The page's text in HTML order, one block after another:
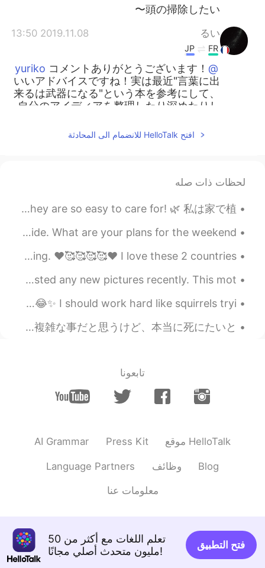
頭の掃除したい〜
るい
2019.11.08 13:50
FR
JP
@yuriko
コメントありがとうございます！
いいアドバイスですね！実は最近"言葉に出
来るは武器になる"という本を参考にして、
自分のアイディアを整理したり深めたりし
の掃除できるでしょう。 毎回読んでくれて
本当にありがとうございます！
JP
EN
こんにちは。ルイさんの記事を毎回読んで
います。 物には依存しないけど、自覚して
自分のものにしたい物事がたくさんある状
況なのかな？と理解しました。 いろんな事
を考えたい時って、一度その欲求を手放す
ことが必要だなって思います。 他の人も言
ってるけど瞑想するのは良いと思う。あと
は、忙しい頭の中にあるアイディアを全
部、一度ノートに書き出してしまうとか。
そういう方法で一度アイディアと自分に距
離をとって、一番大切そうな事から向き合
求めると、人からも求められて苦しくなる
私はミニマリストでゼロウェイストを目指
って思っちゃいます。瞑想良さそうですね
Tomoki
JP
FR
EN
心の断捨離(acte de minimaliste)も難しい
افتح HelloTalk للانضمام الى المحادثة
لحظات ذات صله
Purchased a couple of snake plants. I plan on buying more. They are so easy to care for! 🌿 私は家で植...
Sunrise from earlier this week 😊🌅 I live in the countryside. What are your plans for the weekend?...
Seeing Japan help China by donating masks is heart warming. ❤️🥰🥰🥰🥰❤️ I love these 2 countries! ...
Earlier today, a friend made me realize that I haven't posted any new pictures recently. This mot...
It's rare to get a good shot of city centre after work 😂😂✨ I should work hard like squirrels tryi...
三浦春馬さんが死亡したというニュースって本当に信じられないわ。泣くほどのショックだ。いつもいつもドラマとかインタビュとかバラエティーに出たら観てた。自殺って複雑な事だと思うけど、本当に死にたいと...
تابعونا
AI Grammar Press Kit موقع HelloTalk
Language Partners وظائف Blog
معلومات عنا
تعلم اللغات مع أكثر من 50
مليون متحدث أصلي مجانًا!
فتح التطبيق